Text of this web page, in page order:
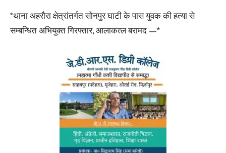
*थाना अहरौरा क्षेत्रांतर्गत सोनपुर घाटी के पास युवक की हत्या से
सम्बन्धित अभियुक्त गिरफ्तार, आलाकत्ल बरामद —*